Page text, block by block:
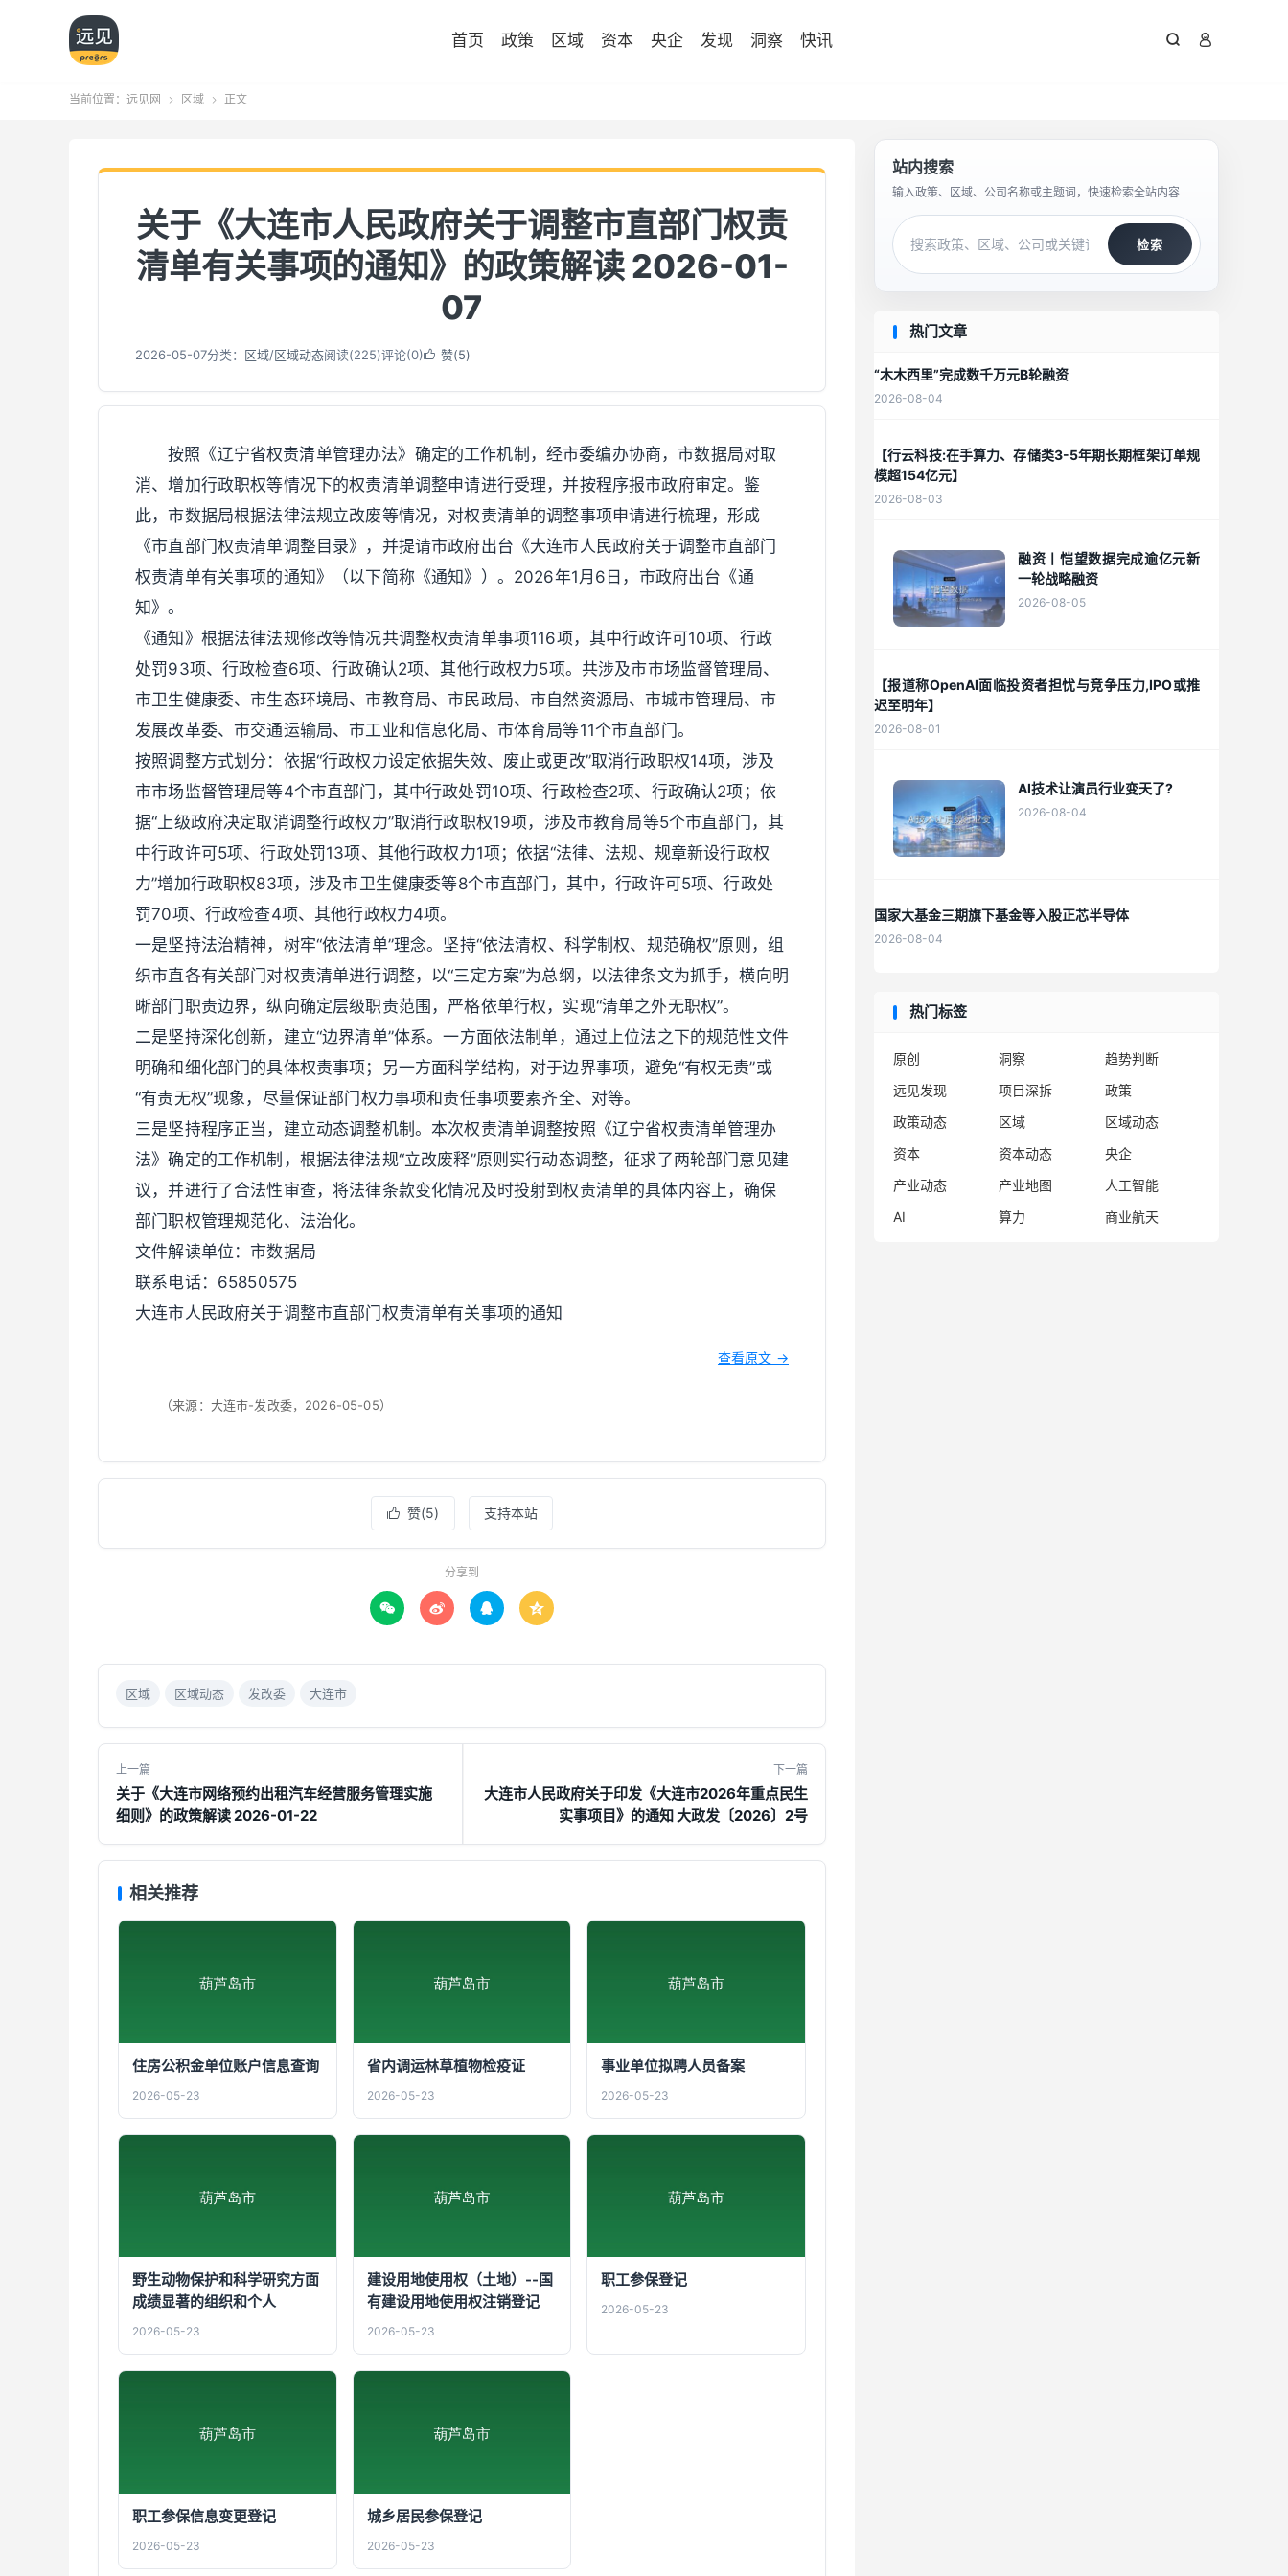
首页 政策 区域 资本 央企 发现 洞察 快讯  
当前位置： 远见网  区域  正文
关于《大连市人民政府关于调整市直部门权责
清单有关事项的通知》的政策解读 2026-01-
07
2026-05-07分类： 区域/区域动态阅读(226)评论(0) 赞(5)
按照《辽宁省权责清单管理办法》确定的工作机制，经市委编办协商，市数据局对取
消、增加行政职权等情况下的权责清单调整申请进行受理，并按程序报市政府审定。鉴
此，市数据局根据法律法规立改废等情况，对权责清单的调整事项申请进行梳理，形成
《市直部门权责清单调整目录》，并提请市政府出台《大连市人民政府关于调整市直部门
权责清单有关事项的通知》（以下简称《通知》）。2026年1月6日，市政府出台《通
知》。
《通知》根据法律法规修改等情况共调整权责清单事项116项，其中行政许可10项、行政
处罚93项、行政检查6项、行政确认2项、其他行政权力5项。共涉及市市场监督管理局、
市卫生健康委、市生态环境局、市教育局、市民政局、市自然资源局、市城市管理局、市
发展改革委、市交通运输局、市工业和信息化局、市体育局等11个市直部门。
按照调整方式划分：依据“行政权力设定依据失效、废止或更改”取消行政职权14项，涉及
市市场监督管理局等4个市直部门，其中行政处罚10项、行政检查2项、行政确认2项；依
据“上级政府决定取消调整行政权力”取消行政职权19项，涉及市教育局等5个市直部门，其
中行政许可5项、行政处罚13项、其他行政权力1项；依据“法律、法规、规章新设行政权
力”增加行政职权83项，涉及市卫生健康委等8个市直部门，其中，行政许可5项、行政处
罚70项、行政检查4项、其他行政权力4项。
一是坚持法治精神，树牢“依法清单”理念。坚持“依法清权、科学制权、规范确权”原则，组
织市直各有关部门对权责清单进行调整，以“三定方案”为总纲，以法律条文为抓手，横向明
晰部门职责边界，纵向确定层级职责范围，严格依单行权，实现“清单之外无职权”。
二是坚持深化创新，建立“边界清单”体系。一方面依法制单，通过上位法之下的规范性文件
明确和细化部门的具体权责事项；另一方面科学结构，对于边界事项，避免“有权无责”或
“有责无权”现象，尽量保证部门权力事项和责任事项要素齐全、对等。
三是坚持程序正当，建立动态调整机制。本次权责清单调整按照《辽宁省权责清单管理办
法》确定的工作机制，根据法律法规“立改废释”原则实行动态调整，征求了两轮部门意见建
议，并进行了合法性审查，将法律条款变化情况及时投射到权责清单的具体内容上，确保
部门职权管理规范化、法治化。
文件解读单位：市数据局
联系电话：65850575
大连市人民政府关于调整市直部门权责清单有关事项的通知
查看原文 →
（来源：大连市-发改委，2026-05-05）
 赞(5) 支持本站
分享到
   
区域 区域动态 发改委 大连市
上一篇
关于《大连市网络预约出租汽车经营服务管理实施
细则》的政策解读 2026-01-22
下一篇
大连市人民政府关于印发《大连市2026年重点民生
实事项目》的通知 大政发〔2026〕2号
相关推荐
住房公积金单位账户信息查询
2026-05-23
省内调运林草植物检疫证
2026-05-23
事业单位拟聘人员备案
2026-05-23
野生动物保护和科学研究方面
成绩显著的组织和个人
2026-05-23
建设用地使用权（土地）--国
有建设用地使用权注销登记
2026-05-23
职工参保登记
2026-05-23
职工参保信息变更登记
2026-05-23
城乡居民参保登记
2026-05-23
站内搜索
输入政策、区域、公司名称或主题词，快速检索全站内容
检索
热门文章
“木木西里”完成数千万元B轮融资
2026-08-04
【行云科技:在手算力、存储类3-5年期长期框架订单规
模超154亿元】
2026-08-03
融资丨恺望数据完成逾亿元新
一轮战略融资
2026-08-05
【报道称OpenAI面临投资者担忧与竞争压力,IPO或推
迟至明年】
2026-08-01
AI技术让演员行业变天了?
2026-08-04
国家大基金三期旗下基金等入股正芯半导体
2026-08-04
热门标签
原创 洞察
趋势判断
远见发现
项目深拆
政策
政策动态
区域
区域动态
资本
资本动态
央企
产业动态
产业地图
人工智能
AI
算力 商业航天